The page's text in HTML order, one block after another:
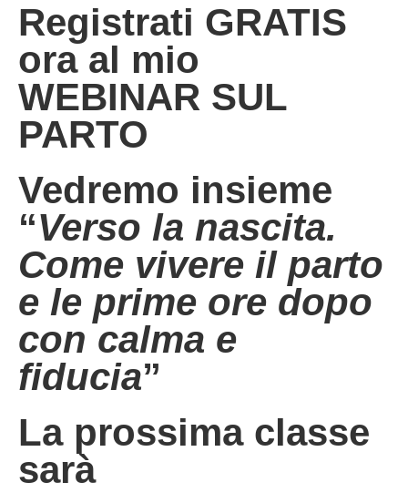
Registrati GRATIS
ora al mio
WEBINAR SUL
PARTO
Vedremo insieme
“Verso la nascita.
Come vivere il parto
e le prime ore dopo
con calma e
fiducia”
La prossima classe
sarà